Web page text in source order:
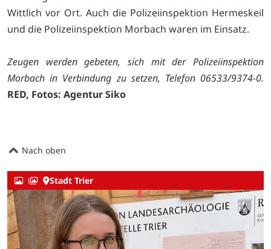
Wittlich vor Ort. Auch die Polizeiinspektion Hermeskeil
und die Polizeiinspektion Morbach waren im Einsatz.
Zeugen werden gebeten, sich mit der Polizeiinspektion
Morbach in Verbindung zu setzen, Telefon 06533/9374-0.
RED, Fotos: Agentur Siko
Nach oben
Stadt Trier